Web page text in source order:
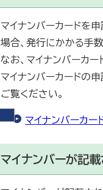
マイナンバーカードを
場合、発行にかかる手
なお、マイナンバーカ
マイナンバーカードの
ご覧ください。
マイナンバーカー
マイナンバーが記